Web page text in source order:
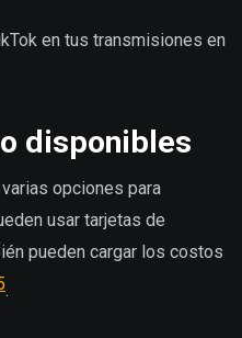
en tus transmisiones en
disponibles
opciones para
usar tarjetas de
pueden cargar los costos
.